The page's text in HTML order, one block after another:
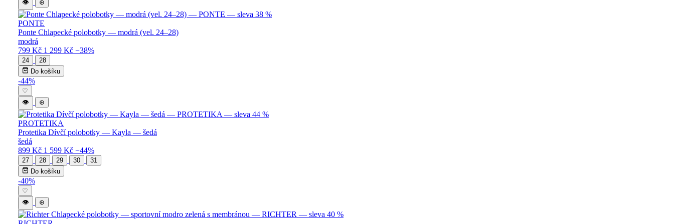
👁 ⊕
PONTE
Ponte Chlapecké polobotky — modrá (vel. 24–28)
modrá
799 Kč 1 299 Kč −38%
24
28
Do košíku
-44%
♡
👁
⊕
PROTETIKA
Protetika Dívčí polobotky — Kayla — šedá
šedá
899 Kč 1 599 Kč −44%
27 28 29 30
31
Do košíku
-40%
♡
👁
⊕